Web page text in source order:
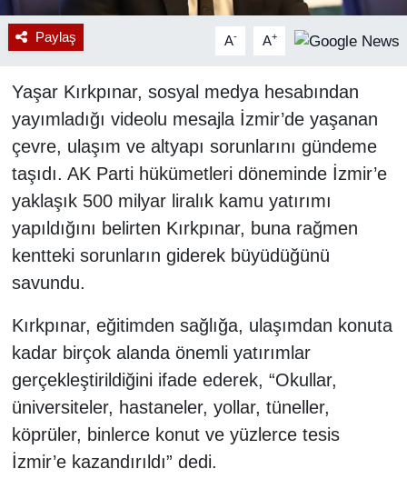
Paylaş A- A+
Yaşar Kırkpınar, sosyal medya hesabından
yayımladığı videolu mesajla İzmir’de yaşanan
çevre, ulaşım ve altyapı sorunlarını gündeme
taşıdı. AK Parti hükümetleri döneminde İzmir’e
yaklaşık 500 milyar liralık kamu yatırımı
yapıldığını belirten Kırkpınar, buna rağmen
kentteki sorunların giderek büyüdüğünü
savundu.
Kırkpınar, eğitimden sağlığa, ulaşımdan konuta
kadar birçok alanda önemli yatırımlar
gerçekleştirildiğini ifade ederek, “Okullar,
üniversiteler, hastaneler, yollar, tüneller,
köprüler, binlerce konut ve yüzlerce tesis
İzmir’e kazandırıldı” dedi.